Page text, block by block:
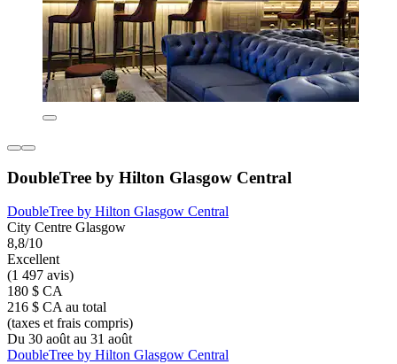
DoubleTree by Hilton Glasgow Central
DoubleTree by Hilton Glasgow Central
City Centre Glasgow
8,8/10
Excellent
(1 497 avis)
180 $ CA
216 $ CA au total
(taxes et frais compris)
Du 30 août au 31 août
DoubleTree by Hilton Glasgow Central